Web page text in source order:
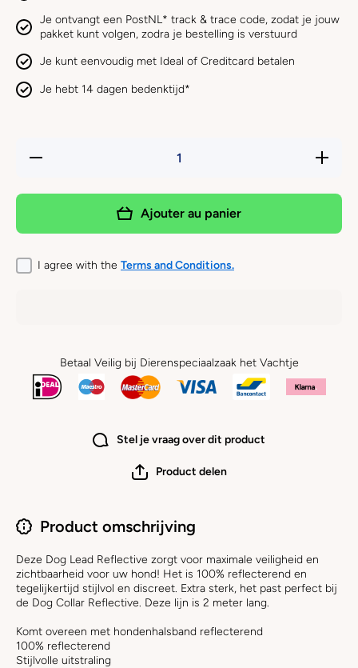
Je ontvangt een PostNL* track & trace code, zodat je jouw
pakket kunt volgen, zodra je bestelling is verstuurd
Je kunt eenvoudig met Ideal of Creditcard betalen
Je hebt 14 dagen bedenktijd*
Réduire la
la
-
zilver
Ajouter au panier
I agree with the Terms and Conditions.
Betaal Veilig bij Dierenspeciaalzaak het Vachtje
Stel je vraag over dit product
Product delen
Product omschrijving
Deze Dog Lead Reflective zorgt voor maximale veiligheid en
zichtbaarheid voor uw hond! Het is 100% reflecterend en
tegelijkertijd stijlvol en discreet. Extra sterk, het past perfect bij
de Dog Collar Reflective. Deze lijn is 2 meter lang.
Komt overeen met hondenhalsband reflecterend
100% reflecterend
Stijlvolle uitstraling